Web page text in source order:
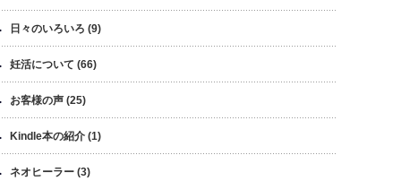
日々のいろいろ (9)
妊活について (66)
お客様の声 (25)
Kindle本の紹介 (1)
ネオヒーラー (3)